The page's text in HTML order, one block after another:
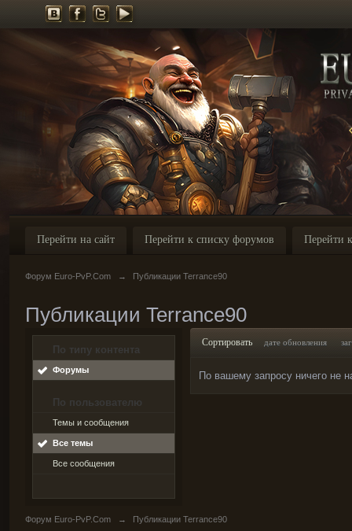
Перейти на сайт Перейти к списку форумов Перейти
Форум Euro-PvP.Com → Публикации Terrance90
Публикации Terrance90
По типу контента
Форумы
По пользователю
Темы и сообщения
Все темы
Все сообщения
Сортировать дате обновления
По вашему запросу ничего не
Форум Euro-PvP.Com → Публикации Terrance90